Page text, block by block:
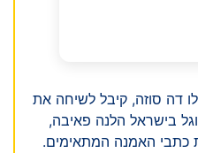
דה סוזה, קיבל לשיחה את
בישראל הלנה פאיבה,
האמנה המתאימים.